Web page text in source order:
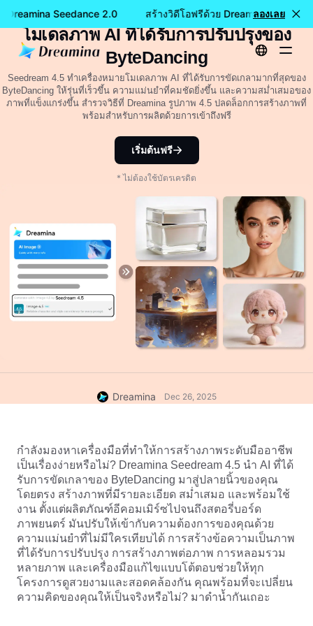
Dreamina Seedance 2.0 สร้างวิดีโอฟรีด้วย Dreaminaลองเลย
Seedream 4.5: คู่มือฉบับสมบูรณ์สำหรับ
โมเดลภาพ AI ที่ได้รับการปรับปรุงของ
ByteDancing
Seedream 4.5 ทำเครื่องหมายโมเดลภาพ AI ที่ได้รับการขัดเกลามากที่สุดของ
ByteDancing ให้รุ่นที่เร็วขึ้น ความแม่นยำที่คมชัดยิ่งขึ้น และความสม่ำเสมอของ
ภาพที่แข็งแกร่งขึ้น สำรวจวิธีที่ Dreamina รูปภาพ 4.5 ปลดล็อกการสร้างภาพที่
พร้อมสำหรับการผลิตด้วยการเข้าถึงฟรี
เริ่มต้นฟรี
* ไม่ต้องใช้บัตรเครดิต
Dreamina Dec 26, 2025
กำลังมองหาเครื่องมือที่ทำให้การสร้างภาพระดับมืออาชีพ
เป็นเรื่องง่ายหรือไม่? Dreamina Seedream 4.5 นำ AI ที่ได้
รับการขัดเกลาของ ByteDancing มาสู่ปลายนิ้วของคุณ
โดยตรง สร้างภาพที่มีรายละเอียด สม่ำเสมอ และพร้อมใช้
งาน ตั้งแต่ผลิตภัณฑ์อีคอมเมิร์ซไปจนถึงสตอรี่บอร์ด
ภาพยนตร์ มันปรับให้เข้ากับความต้องการของคุณด้วย
ความแม่นยำที่ไม่มีใครเทียบได้ การสร้างข้อความเป็นภาพ
ที่ได้รับการปรับปรุง การสร้างภาพต่อภาพ การหลอมรวม
หลายภาพ และเครื่องมือแก้ไขแบบโต้ตอบช่วยให้ทุก
โครงการดูสวยงามและสอดคล้องกัน คุณพร้อมที่จะเปลี่ยน
ความคิดของคุณให้เป็นจริงหรือไม่? มาดำน้ำกันเถอะ